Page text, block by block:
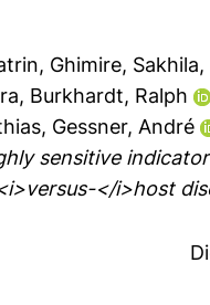
, Ghimire, Sakhila,
, Burkhardt, Ralph
, Gessner, André
sensitive
</i>host